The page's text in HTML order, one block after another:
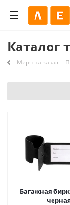
Каталог
Мерч на заказ -
Багажная
черная